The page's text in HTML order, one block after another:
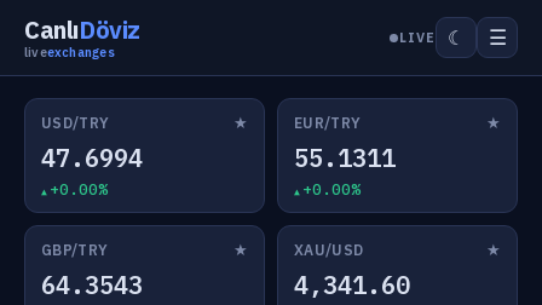
CanlıDöviz
liveexchanges
LIVE ☾ ☰
USD/TRY ★
47.6994
+0.00%
EUR/TRY ★
55.1311
+0.00%
GBP/TRY ★
64.3543
XAU/USD ★
4,341.60